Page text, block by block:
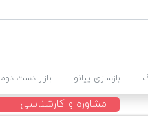
بازسازی پیانو بازار دست دوم
مشاوره و کارشناسی